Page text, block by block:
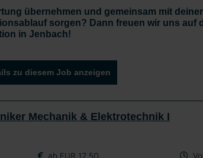
übernehmen und gemeinsam mit
sorgen? Dann freuen wir uns auf
in Jenbach!
zu diesem Job anzeigen
Mechanik & Elektrotechnik I
ab EUR 17,50